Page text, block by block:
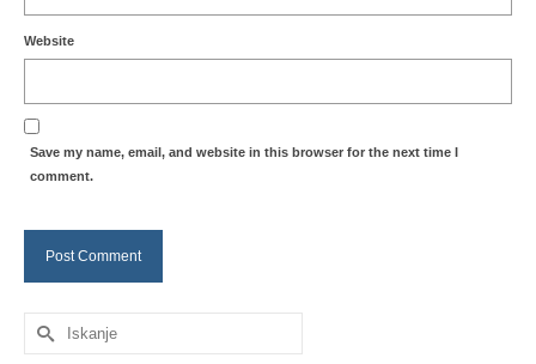
Website
Save my name, email, and website in this browser for the next time I
comment.
Search
for: